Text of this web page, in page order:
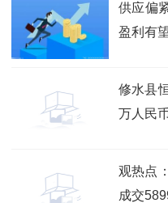
供应偏
盈利有
修水县
万人民
观热点
成交